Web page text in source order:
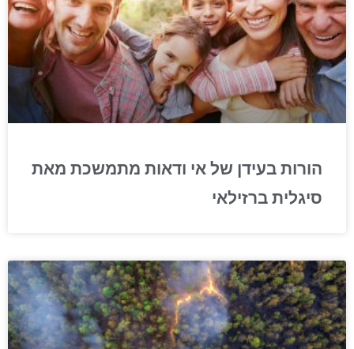
הורות בעידן של אי ודאות מתמשכת מאת
סיגלית ברזילאי